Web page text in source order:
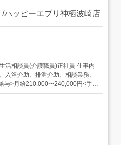
ハッピーエブリ神栖波崎店
活相談員(介護職員)正社員 仕事内
入浴介助、排泄介助、相談業務、
与>月給210,000〜240,000円<手当
し)<賞与>賞与あり 資格資格必須:
護支援専門員、社会福祉士、社